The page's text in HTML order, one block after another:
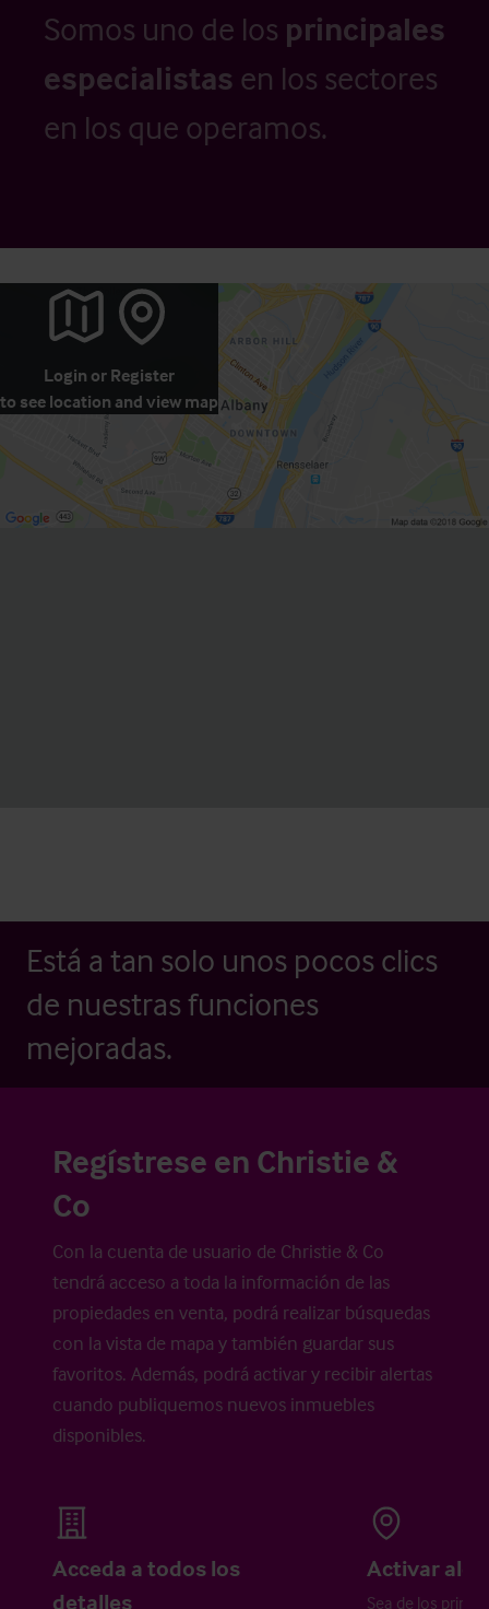
Somos uno de los principales
especialistas en los sectores
en los que operamos.
Login or Register
to see location and view map
Está a tan solo unos pocos clics
de nuestras funciones
mejoradas.
Regístrese en Christie &
Co
Con la cuenta de usuario de Christie & Co
tendrá acceso a toda la información de las
propiedades en venta, podrá realizar búsquedas
con la vista de mapa y también guardar sus
favoritos. Además, podrá activar y recibir alertas
cuando publiquemos nuevos inmuebles
disponibles.
Acceda a todos los
detalles
Activar
Sea de los